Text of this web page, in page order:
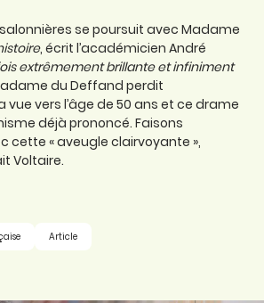
se poursuit avec Madame
, écrit l’académicien André
extrêmement brillante et infiniment
du Deffand perdit
vers l’âge de 50 ans et ce drame
déjà prononcé. Faisons
cette « aveugle clairvoyante »,
Voltaire.
Article